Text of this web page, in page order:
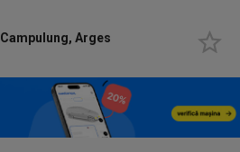
Campulung, Arges